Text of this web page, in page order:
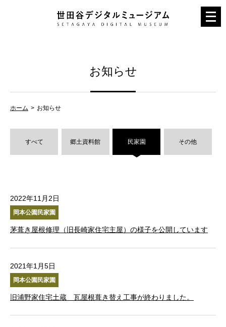
メ
ニ
お知らせ
ホーム お知らせ
すべて 郷土資料館 民家園 その他
2022年11月2日
岡本公園民家園
茅葺き屋根修理（旧長崎家住宅主屋）の様子を公開しています
2021年1月5日
岡本公園民家園
旧浦野家住宅土蔵 瓦屋根葺き替え工事が終わりました。